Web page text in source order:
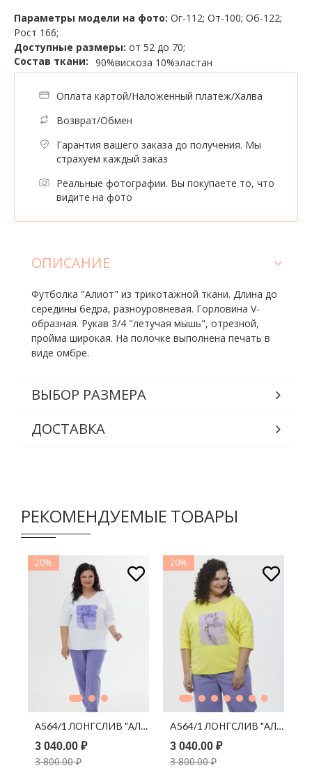
Параметры модели на фото: Ог-112; От-100; Об-122;
Рост 166;
Доступные размеры: от 52 до 70;
Состав ткани: 90%вискоза 10%эластан
Оплата картой/Наложенный платёж/Халва
Возврат/Обмен
Гарантия вашего заказа до получения. Мы
страхуем каждый заказ
Реальные фотографии. Вы покупаете то, что
видите на фото
ОПИСАНИЕ
Футболка "Алиот" из трикотажной ткани. Длина до
середины бедра, разноуровневая. Горловина V-
образная. Рукав 3/4 "летучая мышь", отрезной,
пройма широкая. На полочке выполнена печать в
виде омбре.
ВЫБОР РАЗМЕРА
ДОСТАВКА
РЕКОМЕНДУЕМЫЕ ТОВАРЫ
ОМБРЕ ЗЕЛЕНЫЙ
20%
В КОРЗИНУ
А564/1 ЛОНГСЛИВ "АЛИОТ" ОМБРЕ БЕЛЫЙ ПРИНТ
3 040.00 ₽
3 800.00 ₽
20%
В КОРЗИНУ
3 040.00 ₽
3 800.00 ₽